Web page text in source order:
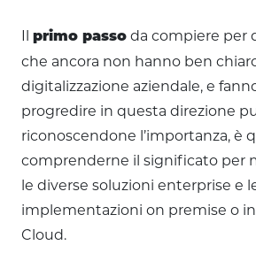
primo passo da compiere per
che ancora non hanno ben
digitalizzazione aziendale, e
progredire in questa direzione
riconoscendone l’importanza, è
comprenderne il significato per
le diverse soluzioni enterprise e
implementazioni on premise o
Cloud.